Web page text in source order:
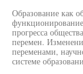
Образование как
прогресса
перемен.
переменами,
системе